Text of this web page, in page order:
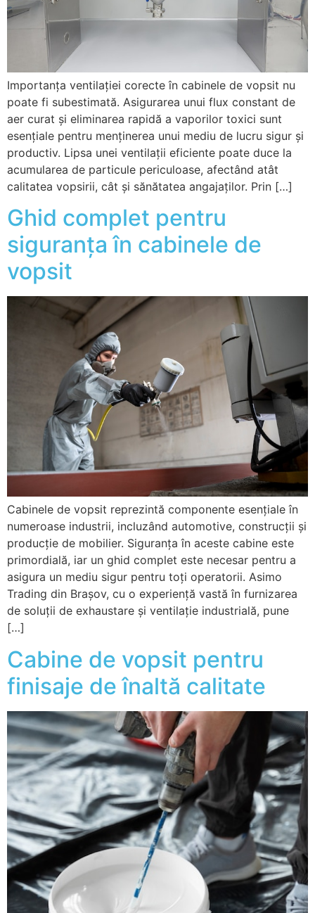
Importanța ventilației corecte în cabinele de vopsit nu
poate fi subestimată. Asigurarea unui flux constant de
aer curat și eliminarea rapidă a vaporilor toxici sunt
esențiale pentru menținerea unui mediu de lucru sigur și
productiv. Lipsa unei ventilații eficiente poate duce la
acumularea de particule periculoase, afectând atât
calitatea vopsirii, cât și sănătatea angajaților. Prin […]
Ghid complet pentru
siguranța în cabinele de
vopsit
Cabinele de vopsit reprezintă componente esențiale în
numeroase industrii, incluzând automotive, construcții și
producție de mobilier. Siguranța în aceste cabine este
primordială, iar un ghid complet este necesar pentru a
asigura un mediu sigur pentru toți operatorii. Asimo
Trading din Brașov, cu o experiență vastă în furnizarea
de soluții de exhaustare și ventilație industrială, pune
[…]
Cabine de vopsit pentru
finisaje de înaltă calitate